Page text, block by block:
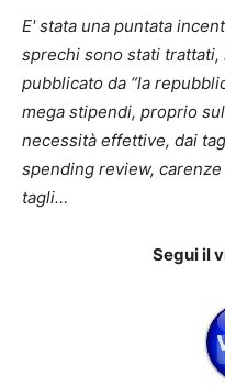
E' stata una puntata
sprechi sono stati trattati,
pubblicato da “la
mega stipendi, proprio
necessità effettive, dai
spending review,
tagli…
Segui il